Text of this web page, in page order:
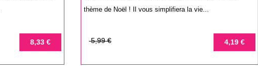
8,33 €
thème de Noël ! Il vous simplifiera la vie...
Prix
5,99 €
Prix 4,19 €